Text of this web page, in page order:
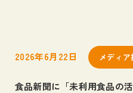
2026年6月22日 メディア
食品新聞に「未利用食品の